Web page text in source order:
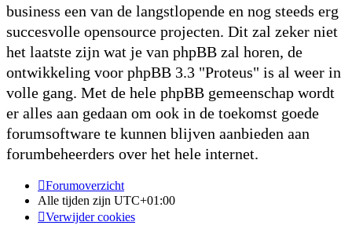
business een van de langstlopende en nog steeds erg
succesvolle opensource projecten. Dit zal zeker niet
het laatste zijn wat je van phpBB zal horen, de
ontwikkeling voor phpBB 3.3 "Proteus" is al weer in
volle gang. Met de hele phpBB gemeenschap wordt
er alles aan gedaan om ook in de toekomst goede
forumsoftware te kunnen blijven aanbieden aan
forumbeheerders over het hele internet.
Forumoverzicht
Alle tijden zijn UTC+01:00
Verwijder cookies